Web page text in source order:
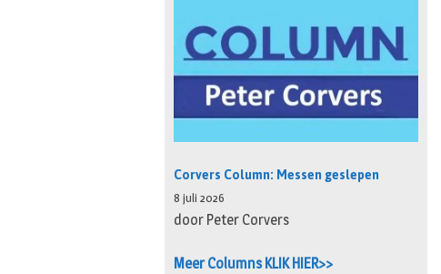
Corvers Column: Messen geslepen
8 juli 2026
door Peter Corvers
Meer Columns KLIK HIER>>